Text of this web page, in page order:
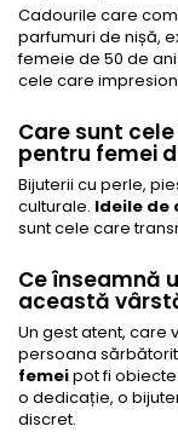
Cadourile care
parfumuri de nișă,
femeie de 50 de
cele care
Care sunt
pentru femei
Bijuterii cu perle,
culturale. Ideile de
sunt cele care
Ce înseamnă
această
Un gest atent, care
persoana
femeipot fi
o dedicație, o
discret.